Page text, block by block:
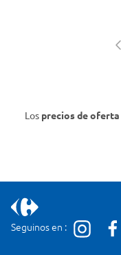
Los precios de oferta
Seguinos en :